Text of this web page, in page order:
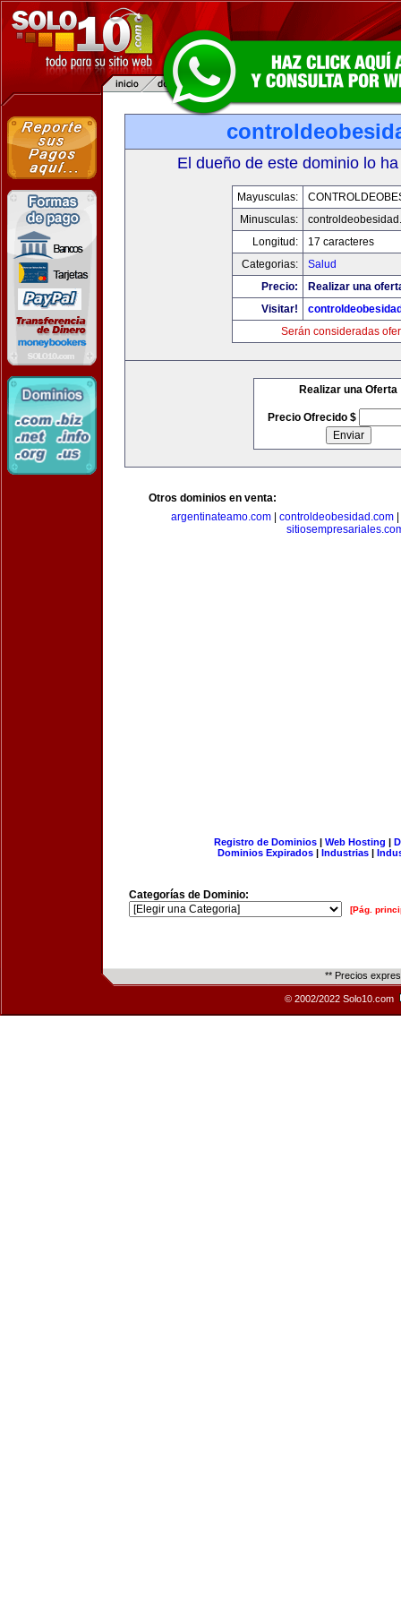
El dueño de este dominio lo
Mayusculas:
Minusculas:
Longitud:
17 caracteres
Categorias:
Salud
Precio:
Realizar una
Visitar!
Serán consideradas
Realizar una Oferta
Precio Ofrecido $
Otros dominios en venta:
argentinateamo.com| controldeobesidad.com|
Registro de Dominios| Web Hosting |
Dominios Expirados | Industrias |
Categorías de Dominio:
[Pág.
** Precios
© 2002/2022 Solo10.com